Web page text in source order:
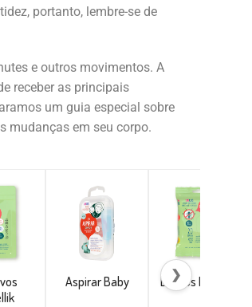
portanto, lembre-se de
e outros movimentos. A
receber as principais
um guia especial sobre
mudanças em seu corpo.
Aspirar Baby Lenços Repellik
❯